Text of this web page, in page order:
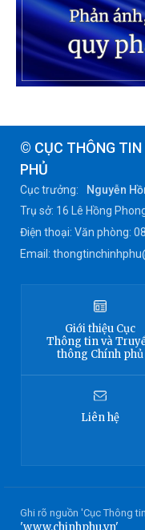
© CỤC THÔNG TIN
PHỦ
Cục trưởng:
Nguyễn
Trụ sở: 16 Lê Hồng
Điện thoại: Văn phòng:
Email:
Giới thiệu Cục
Thông tinvà
thông Chính phủ
Liên hệ
Ghi rõ nguồn 'Cục Thông
'www.chinhphu.vn'